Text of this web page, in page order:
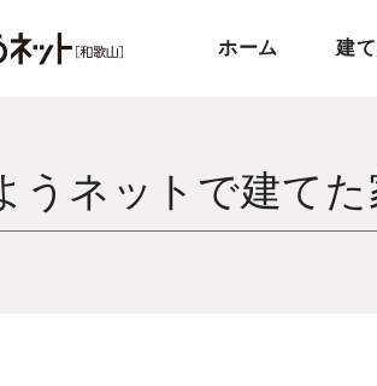
ホーム 建
うネットで建てた